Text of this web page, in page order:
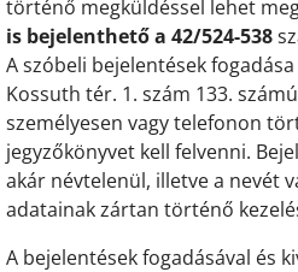
történő megküldéssel lehet
is bejelenthető a 42/524-538
A szóbeli bejelentések
Kossuth tér. 1. szám 133.
személyesen vagy telefonon
jegyzőkönyvet kell felvenni.
akár névtelenül, illetve a nevét
adatainak zártan történő
A bejelentések fogadásával és